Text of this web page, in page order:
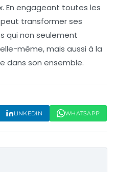
En engageant toutes les
transformer ses
qui non seulement
même, mais aussi à la
dans son ensemble.
LINKEDIN WHATSAPP